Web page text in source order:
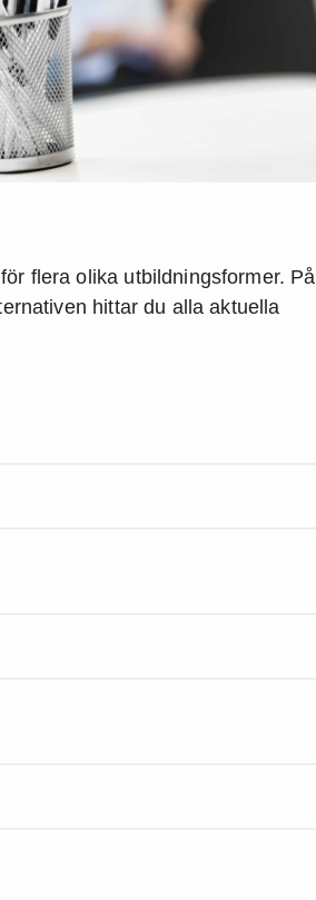
flera olika utbildningsformer. På
hittar du alla aktuella